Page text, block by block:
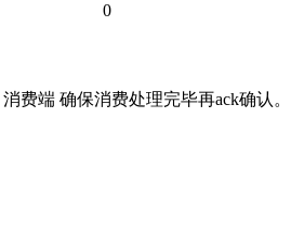
0
费端 确保消费处理完毕再ack确认。